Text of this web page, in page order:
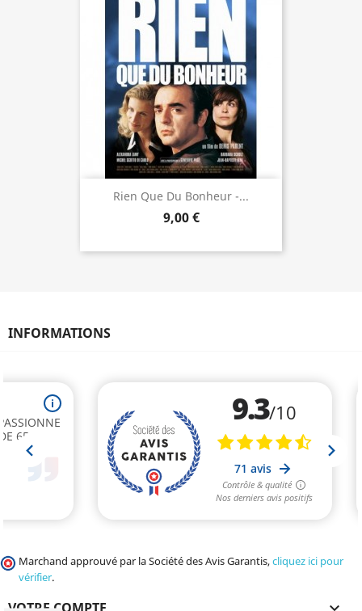
Rien Que Du Bonheur -...
9,00 €
INFORMATIONS
Marchand approuvé par la Société des Avis Garantis,cliquez ici pour
vérifier.